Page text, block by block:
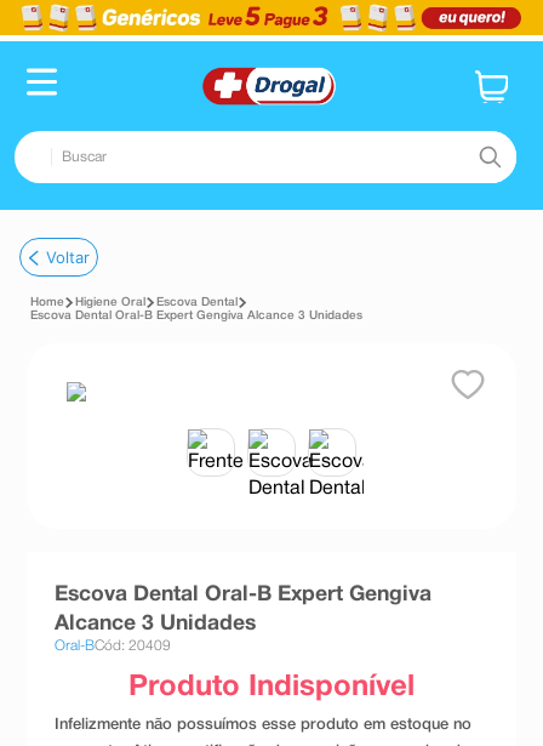
Buscar
1º fralda
2º pampers confort sec max
lenço umedecido
teste gravidez
10ºesmalte
Voltar
Higiene Oral
Escova Dental
Escova Dental Oral-B Expert Gengiva Alcance 3 Unidades
Escova Dental Oral-B Expert Gengiva
Alcance 3 Unidades
Oral-BCód: 20409